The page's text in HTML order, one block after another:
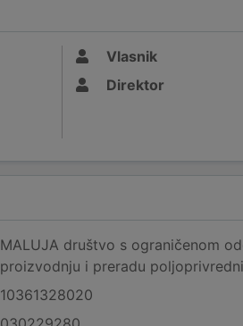
Vlasnik
Direktor
MALUJA društvo s ograničenom
proizvodnju i preradu
10361328020